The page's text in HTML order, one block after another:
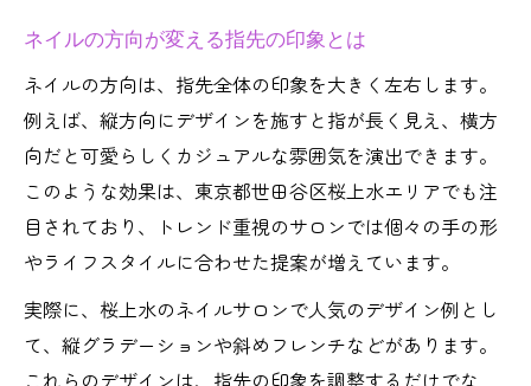
ネイルで魅せる指先美の作り方徹底解説
桜上水ならではのネイル美意識のポイント
トレンドネイルで指先を美しく整えるコツ
デザイン選びに迷うなら桜上水ネイル特集
桜上水で人気のネイルデザイン傾向と特徴
迷ったときのネイルデザイン選びの極意
自分に似合うネイルデザインの見つけ方
ネイルデザイン選びで失敗しないコツを紹
ネイルの方向が変える指先の印象とは
ネイルの方向は、指先全体の印象を大きく左右します。
例えば、縦方向にデザインを施すと指が長く見え、横方
向だと可愛らしくカジュアルな雰囲気を演出できます。
このような効果は、東京都世田谷区桜上水エリアでも注
目されており、トレンド重視のサロンでは個々の手の形
やライフスタイルに合わせた提案が増えています。
実際に、桜上水のネイルサロンで人気のデザイン例とし
て、縦グラデーションや斜めフレンチなどがあります。
これらのデザインは、指先の印象を調整するだけでな